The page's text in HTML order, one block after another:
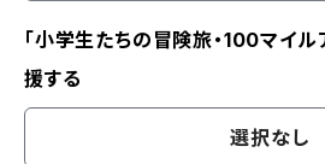
「小学生たちの冒険旅・100マイル
援する
選択なし